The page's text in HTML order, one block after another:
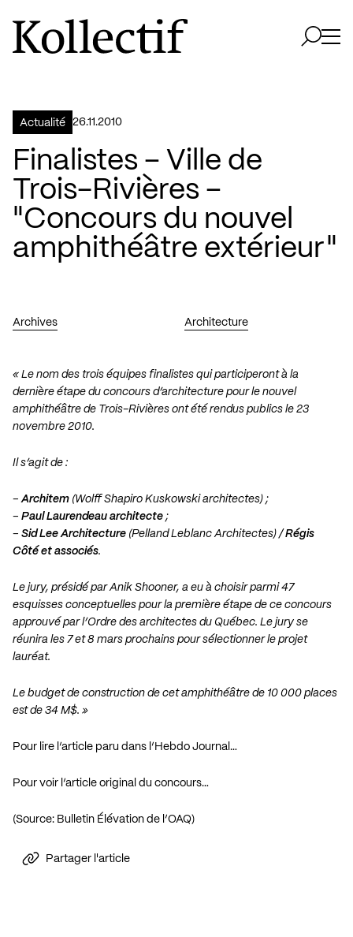
Aller à la page d'accueil
Logo Kollectif
Actualité 26.11.2010
Finalistes – Ville de
Trois-Rivières –
"Concours du nouvel
amphithéâtre extérieur"
Archives Architecture
« Le nom des trois équipes finalistes qui participeront à la
dernière étape du concours d’architecture pour le nouvel
amphithéâtre de Trois-Rivières ont été rendus publics le 23
novembre 2010.
Il s’agit de :
–Architem (Wolff Shapiro Kuskowski architectes) ;
– Paul Laurendeau architecte ;
– Sid Lee Architecture (Pelland Leblanc Architectes) /Régis
Côté et associés.
Le jury, présidé par Anik Shooner, a eu à choisir parmi 47
esquisses conceptuelles pour la première étape de ce concours
approuvé par l’Ordre des architectes du Québec. Le jury se
réunira les 7 et 8 mars prochains pour sélectionner le projet
lauréat.
Le budget de construction de cet amphithéâtre de 10 000 places
est de 34 M$. »
Pour lire l’article paru dans l’Hebdo Journal…
Pour voir l’article original du concours…
(Source: Bulletin Élévation de l’OAQ)
Partager l'article